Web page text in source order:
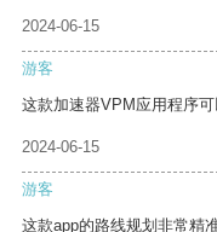
2024-06-15
游客
这款加速器VPM应用程序
2024-06-15
游客
这款app的路线规划非常精